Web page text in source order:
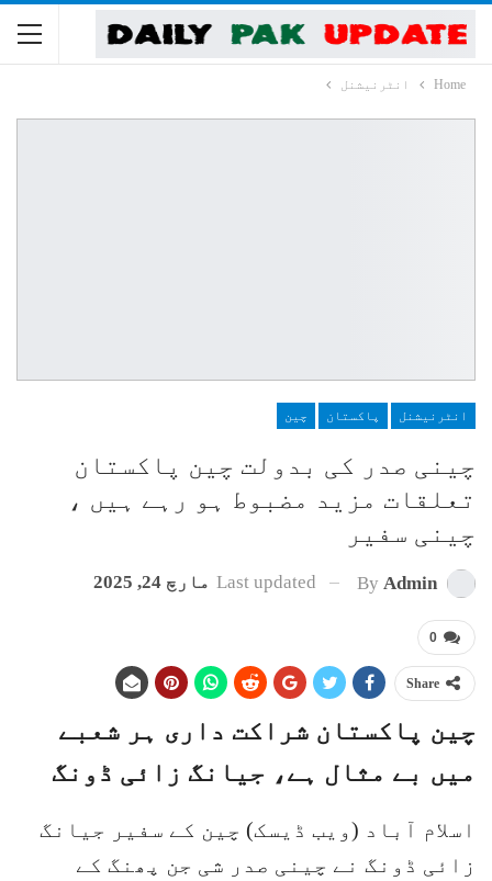
Home انٹرنیشنل
انٹرنیشنل پاکستان چین
چینی صدر کی بدولت چین پاکستان
تعلقات مزید مضبوط ہو رہے ہیں ،
چینی سفیر
By Admin
Last updated مارچ 24, 2025
0
Share
چین پاکستان شراکت داری ہر شعبے
میں بے مثال ہے، جیانگ زائی ڈونگ
اسلام آباد (ویب ڈیسک) چین کے سفیر جیانگ
زائی ڈونگ نے چینی صدر شی جن پھنگ کے